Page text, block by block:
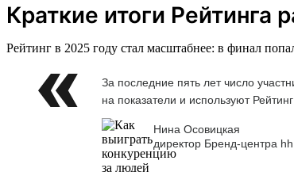
Краткие итоги Рейтинга
Рейтинг в 2025 году стал масштабнее: в финал
За последние пять лет число
на показатели и используют
Нина Осовицкая
директор Бренд-центра